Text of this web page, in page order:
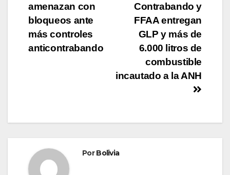
Contrabando y
FFAA entregan
GLP y más de
6.000 litros de
combustible
incautado a la ANH
amenazan con
bloqueos ante
más controles
anticontrabando
PorBolivia